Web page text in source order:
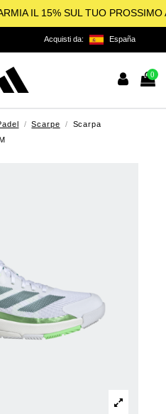
IL 15% SUL TUO PROSSIMO
Acquisti da: España
0
Scarpe
Scarpa